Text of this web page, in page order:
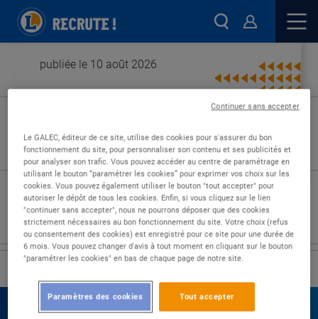
publiée le 10 août 2026
Type de contrat :
Expérience :
Études :
Le GALEC, éditeur de ce site, utilise des cookies pour s'assurer du bon
fonctionnement du site, pour personnaliser son contenu et ses publicités et
pour analyser son trafic. Vous pouvez accéder au centre de paramétrage en
utilisant le bouton “paramétrer les cookies” pour exprimer vos choix sur les
cookies. Vous pouvez également utiliser le bouton "tout accepter" pour
autoriser le dépôt de tous les cookies. Enfin, si vous cliquez sur le lien
"continuer sans accepter", nous ne pourrons déposer que des cookies
strictement nécessaires au bon fonctionnement du site. Votre choix (refus
ou consentement des cookies) est enregistré pour ce site pour une durée de
6 mois. Vous pouvez changer d'avis à tout moment en cliquant sur le bouton
"paramétrer les cookies" en bas de chaque page de notre site.
Tout accepter
Paramètres des cookies
Continuer sans accepter